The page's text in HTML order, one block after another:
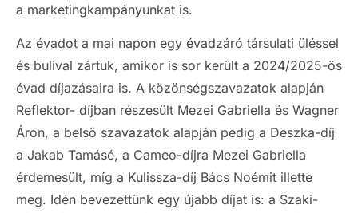
a marketingkampányunkat is.
Az évadot a mai napon egy évadzáró társulati üléssel
és bulival zártuk, amikor is sor került a 2024/2025-ös
évad díjazásaira is. A közönségszavazatok alapján
Reflektor- díjban részesült Mezei Gabriella és Wagner
Áron, a belső szavazatok alapján pedig a Deszka-díj
a Jakab Tamásé, a Cameo-díjra Mezei Gabriella
érdemesült, míg a Kulissza-díj Bács Noémit illette
meg. Idén bevezettünk egy újabb díjat is: a Szaki-